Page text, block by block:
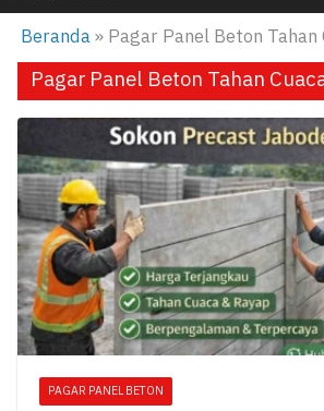
Beranda» Pagar Panel Beton Tahan
Pagar Panel Beton Tahan
PAGAR PANEL BETON